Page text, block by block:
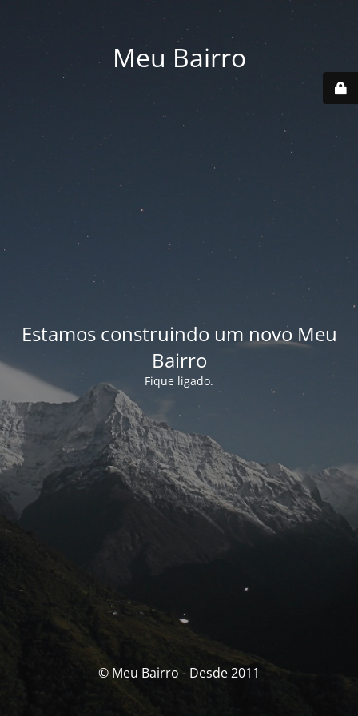
Meu Bairro
Estamos construindo um novo Meu
Bairro
Fique ligado.
© Meu Bairro - Desde 2011